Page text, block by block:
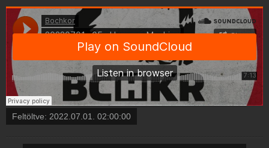
Feltöltve: 2022.07.01. 02:00:00